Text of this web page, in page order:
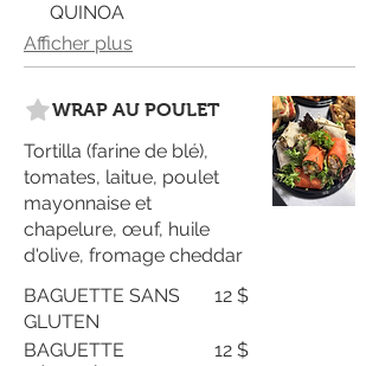
QUINOA
Afficher plus
WRAP AU POULET
Tortilla (farine de blé),
tomates, laitue, poulet
mayonnaise et
chapelure, œuf, huile
d'olive, fromage cheddar
BAGUETTE SANS
GLUTEN
12 $
BAGUETTE
12 $